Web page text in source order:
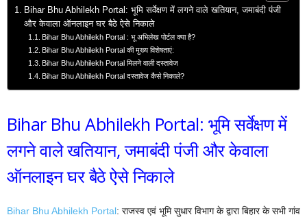
Bihar Bhu Abhilekh Portal: भूमि सर्वेक्षण में लगने वाले खतियान, जमाबंदी पंजी
और केवाला ऑनलाइन घर बैठे ऐसे निकाले
Bihar Bhu Abhilekh Portal : भू अभिलेख पोर्टल क्या है?
Bihar Bhu Abhilekh Portal की मुख्य विशेषताएं:
Bihar Bhu Abhilekh Portal मिलने वाली दस्तावेज
Bihar Bhu Abhilekh Portal दस्तावेज कैसे निकाले?
Bihar Bhu Abhilekh Portal: भूमि सर्वेक्षण में
लगने वाले खतियान, जमाबंदी पंजी और केवाला
ऑनलाइन घर बैठे ऐसे निकाले
Bihar Bhu Abhilekh Portal: राजस्व एवं भूमि सुधार विभाग के द्वारा बिहार के सभी गांव